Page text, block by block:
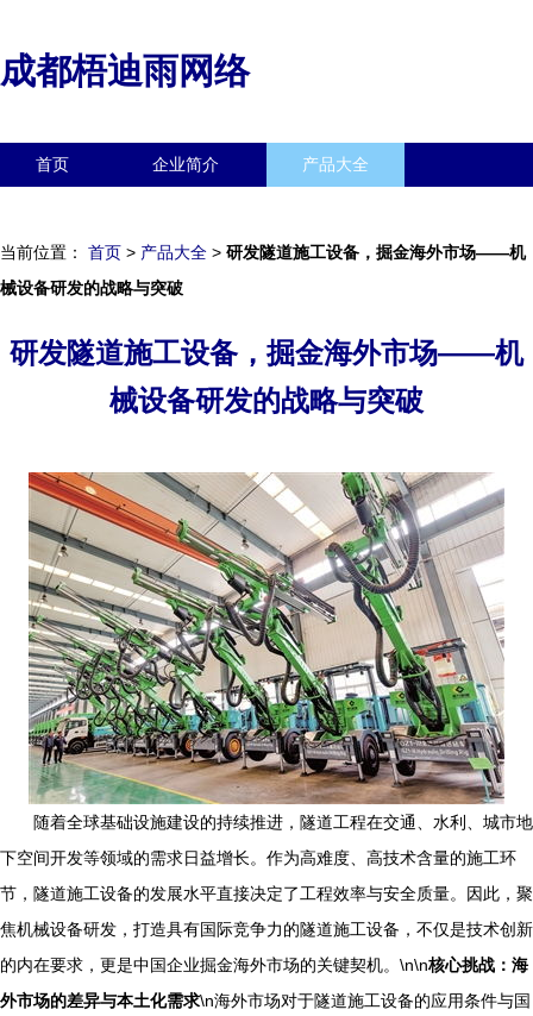
成都梧迪雨网络
首页 企业简介 产品大全
当前位置： 首页 > 产品大全 > 研发隧道施工设备，掘金海外市场——机
械设备研发的战略与突破
研发隧道施工设备，掘金海外市场——机
械设备研发的战略与突破
随着全球基础设施建设的持续推进，隧道工程在交通、水利、城市地
下空间开发等领域的需求日益增长。作为高难度、高技术含量的施工环
节，隧道施工设备的发展水平直接决定了工程效率与安全质量。因此，聚
焦机械设备研发，打造具有国际竞争力的隧道施工设备，不仅是技术创新
的内在要求，更是中国企业掘金海外市场的关键契机。\n\n核心挑战：海
外市场的差异与本土化需求\n海外市场对于隧道施工设备的应用条件与国